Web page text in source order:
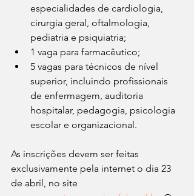
especialidades de cardiologia,
cirurgia geral, oftalmologia,
pediatria e psiquiatria;
1 vaga para farmacêutico;
5 vagas para técnicos de nível
superior, incluindo profissionais
de enfermagem, auditoria
hospitalar, pedagogia, psicologia
escolar e organizacional.
As inscrições devem ser feitas
exclusivamente pela internet o dia 23
de abril, no site